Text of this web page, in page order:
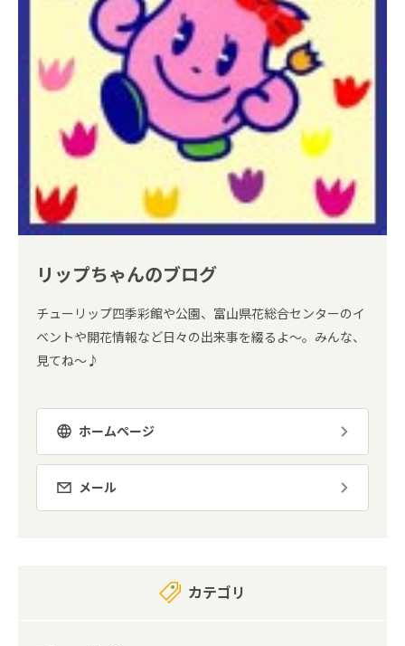
リップちゃんのブログ
チューリップ四季彩館や公園、富山県花総合センターのイ
ベントや開花情報など日々の出来事を綴るよ～。みんな、
見てね～♪
ホームページ
メール
カテゴリ